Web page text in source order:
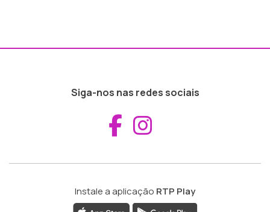
Siga-nos nas redes sociais
Aceder ao
Instale a aplicação RTP Play